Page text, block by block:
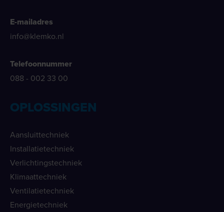
E-mailadres
info@klemko.nl
Telefoonnummer
088 - 002 33 00
OPLOSSINGEN
Aansluittechniek
Installatietechniek
Verlichtingstechniek
Klimaattechniek
Ventilatietechniek
Energietechniek